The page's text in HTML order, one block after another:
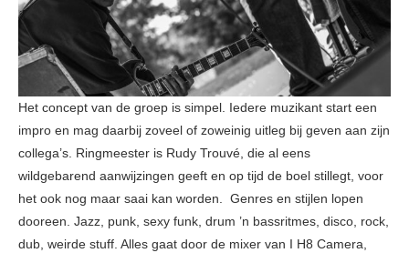
Het concept van de groep is simpel. Iedere muzikant start een
impro en mag daarbij zoveel of zoweinig uitleg bij geven aan zijn
collega’s. Ringmeester is Rudy Trouvé, die al eens
wildgebarend aanwijzingen geeft en op tijd de boel stillegt, voor
het ook nog maar saai kan worden. Genres en stijlen lopen
dooreen. Jazz, punk, sexy funk, drum ’n bassritmes, disco, rock,
dub, weirde stuff. Alles gaat door de mixer van I H8 Camera,